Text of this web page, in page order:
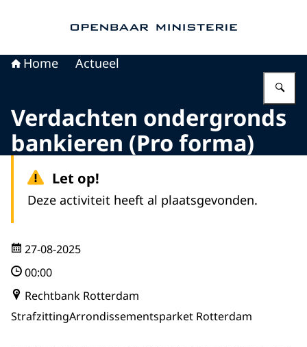
Home Actueel
Verdachten ondergronds
bankieren (Pro forma)
Let op!
Deze activiteit heeft al plaatsgevonden.
27-08-2025
00:00
Rechtbank Rotterdam
StrafzittingArrondissementsparket Rotterdam